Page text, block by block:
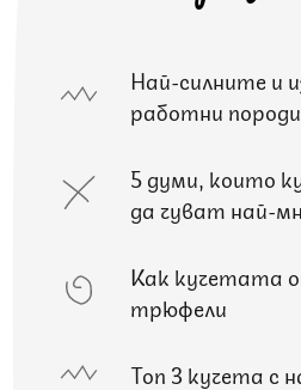
Най-силните и
работни
5 думи, които
да чуват най-
Как кучетата
трюфели
Топ 3 кучета с